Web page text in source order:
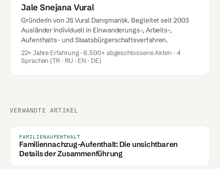
Jale Snejana Vural
Gründerin von JS Vural Danışmanlık. Begleitet seit 2003
Ausländer individuell in Einwanderungs-, Arbeits-,
Aufenthalts- und Staatsbürgerschaftsverfahren.
22+ Jahre Erfahrung · 6.500+ abgeschlossene Akten · 4
Sprachen (TR · RU · EN · DE)
VERWANDTE ARTIKEL
FAMILIENAUFENTHALT
Familiennachzug-Aufenthalt: Die unsichtbaren
Details der Zusammenführung